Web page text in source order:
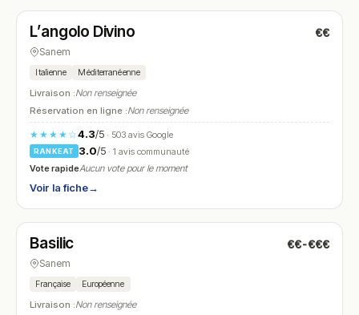
N° 20
L’angolo Divino €€
Sanem
Italienne Méditerranéenne
Livraison :Non renseignée
Réservation en ligne :Non renseignée
★★★★☆4.3/5· 503 avis Google
RANKEAT 3.0/5 · 1 avis communauté
Vote rapideAucun vote pour le moment
Voir la fiche→
N° 21
Basilic €€-€€€
Sanem
Française Européenne
Livraison :Non renseignée